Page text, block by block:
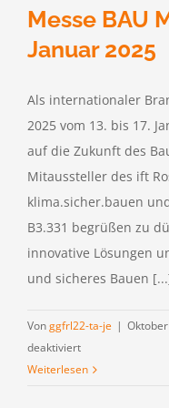
Messe BAU
Januar 2025
Als internationaler
2025 vom 13. bis 17.
auf die Zukunft des
Mitaussteller des ift
klima.sicher.bauen
B3.331 begrüßen zu
innovative Lösungen
und sicheres Bauen
Vonggfrl22-ta-je |
deaktiviertfür
Messe
Weiterlesen